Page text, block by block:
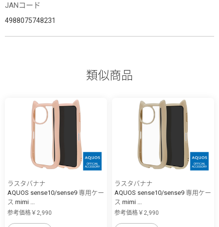
JANコード
4988075748231
類似商品
ラスタバナナ
AQUOS sense10/sense9 専用ケー
ス mimi ...
参考価格￥2,990
ラスタバナナ
AQUOS sense10/sense9 専用ケー
ス mimi ...
参考価格￥2,990